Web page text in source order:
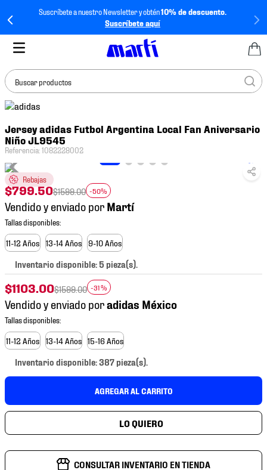
Suscríbete a nuestro Newsletter y obtén10% de descuento.
Suscríbete aquí
Buscar productos
Jersey adidas Futbol Argentina Local Fan Aniversario
Niño JL9545
Referencia:1082228002
Rebajas
$799.50$1599.00 -50%
Vendido y enviado por
11-12 Años 13-14 Años 9-10 Años
Inventario disponible: 5 pieza(s).
$1103.00$1599.00 -31 %
Vendido y enviado por
11-12 Años 13-14 Años 15-16 Años
Inventario disponible: 387 pieza(s).
AGREGAR AL CARRITO
CONSULTAR INVENTARIO EN TIENDA
BUSCADOS
1.
tenis mujer
2.
3.
tenis
4.
tenis futbol
5.
mochila
6.
jersey
7.
mochilas
8.
chivas
9
tenis niño
10. tenis nike